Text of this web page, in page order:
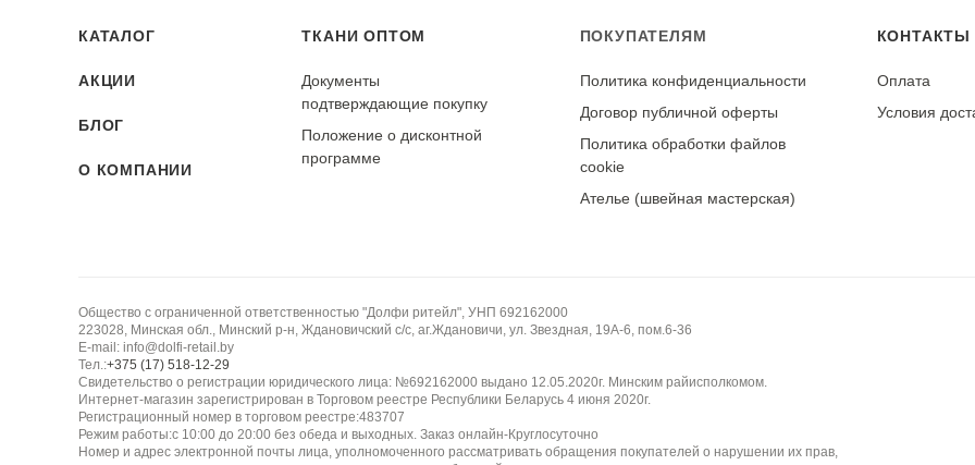
Непрозрачная
Устойчивость к пиллингу:
Высокая (принт не скатывается)
КАТАЛОГ
АКЦИИ
БЛОГ
О КОМПАНИИ
ТКАНИ ОПТОМ
Документы
подтверждающие покупку
Положение о дисконтной
программе
ПОКУПАТЕЛЯМ
Политика конфиденциальности
Договор публичной оферты
Политика обработки файлов
cookie
Ателье (швейная мастерская)
КОНТАКТЫ
Оплата
Условия
Общество с ограниченной ответственностью "Долфи ритейл", УНП 692162000
223028, Минская обл., Минский р-н, Ждановичский с/с, аг.Ждановичи, ул. Звездная, 19А-6, пом.6-36
E-mail: info@dolfi-retail.by
Тел.:+375 (17) 518-12-29
Свидетельство о регистрации юридического лица: №692162000 выдано 12.05.2020г. Минским райисполкомом.
Интернет-магазин зарегистрирован в Торговом реестре Республики Беларусь 4 июня 2020г.
Регистрационный номер в торговом реестре:483707
Режим работы:с 10:00 до 20:00 без обеда и выходных. Заказ онлайн-Круглосуточно
Номер и адрес электронной почты лица, уполномоченного рассматривать обращения покупателей о нарушении их прав,